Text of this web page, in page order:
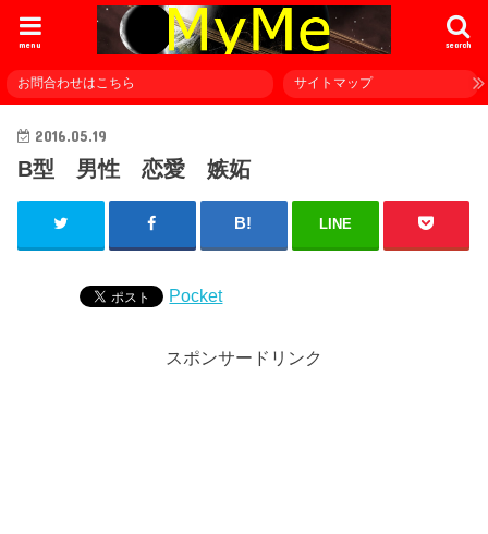
search
menu
お問合わせはこちら サイトマップ
2016.05.19
B型 男性 恋愛 嫉妬
LINE
Pocket
スポンサードリンク